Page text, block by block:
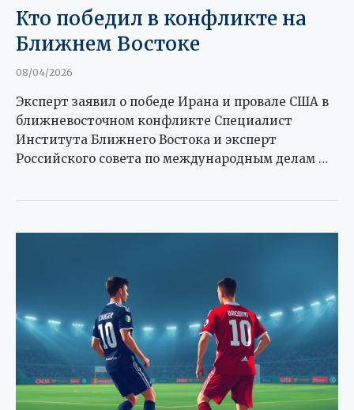
Кто победил в конфликте на
Ближнем Востоке
08/04/2026
Эксперт заявил о победе Ирана и провале США в
ближневосточном конфликте Специалист
Института Ближнего Востока и эксперт
Российского совета по международным делам …